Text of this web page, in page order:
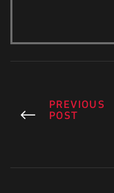
PREVIOUS
POST